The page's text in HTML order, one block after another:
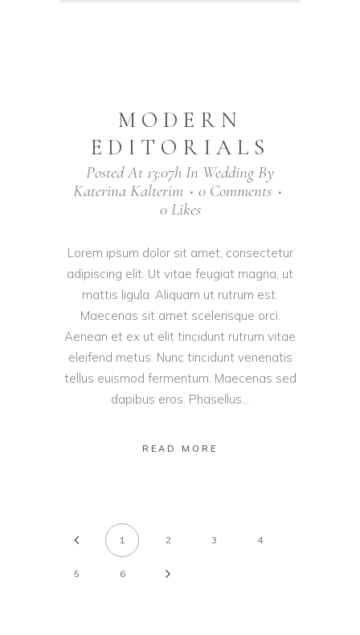
MODERN
EDITORIALS
Posted At 13:07h In Wedding By
Katerina Kalterim
0 Comments
0 Likes
Lorem ipsum dolor sit amet, consectetur
adipiscing elit. Ut vitae feugiat magna, ut
mattis ligula. Aliquam ut rutrum est.
Maecenas sit amet scelerisque orci.
Aenean et ex ut elit tincidunt rutrum vitae
eleifend metus. Nunc tincidunt venenatis
tellus euismod fermentum. Maecenas sed
dapibus eros. Phasellus...
READ MORE
1 2 3 4
5 6